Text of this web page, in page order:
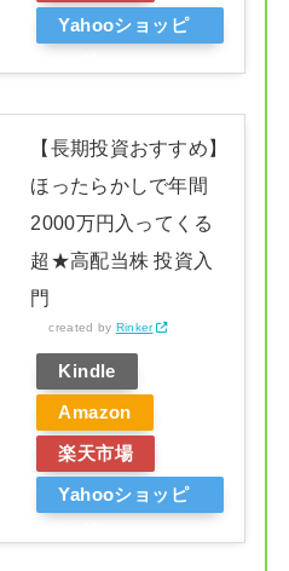
Yahooショッピ
【長期投資おすすめ】
ほったらかしで年間
2000万円入ってくる
超★高配当株 投資入
門
created by Rinker
Kindle
Amazon
楽天市場
Yahooショッピ